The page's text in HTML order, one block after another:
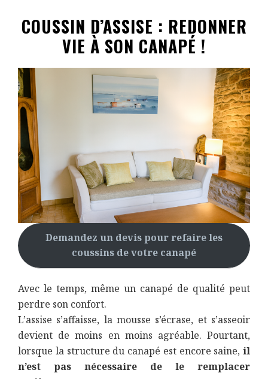
COUSSIN D’ASSISE : REDONNER
VIE À SON CANAPÉ !
Demandez un devis pour refaire les
coussins de votre canapé
Avec le temps, même un canapé de qualité peut
perdre son confort.
L’assise s’affaisse, la mousse s’écrase, et s’asseoir
devient de moins en moins agréable. Pourtant,
lorsque la structure du canapé est encore saine, il
n’est pas nécessaire de le remplacer